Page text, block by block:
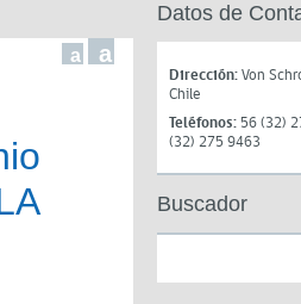
a a
Datos de
Dirección:Von
Chile
Teléfonos: 56 (32)
(32) 275 9463
Buscador